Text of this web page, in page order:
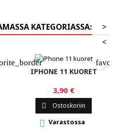
KATEGORIASSA:
>
<
IPHONE 11 KUORET
3,90 €
 Ostoskoriin
 Varastossa